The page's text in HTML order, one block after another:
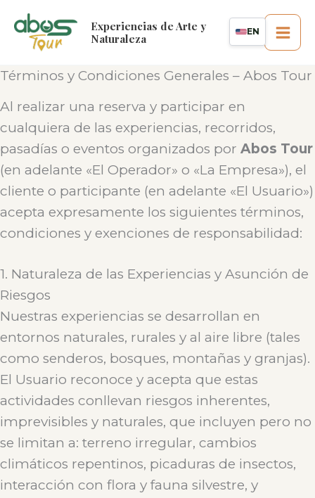
contenido
Experiencias de Arte y
Naturaleza
Términos y Condiciones Generales – Abos Tour
Al realizar una reserva y participar en
cualquiera de las experiencias, recorridos,
pasadías o eventos organizados por Abos Tour
(en adelante «El Operador» o «La Empresa»), el
cliente o participante (en adelante «El Usuario»)
acepta expresamente los siguientes términos,
condiciones y exenciones de responsabilidad:
1. Naturaleza de las Experiencias y Asunción de
Riesgos
Nuestras experiencias se desarrollan en
entornos naturales, rurales y al aire libre (tales
como senderos, bosques, montañas y granjas).
El Usuario reconoce y acepta que estas
actividades conllevan riesgos inherentes,
imprevisibles y naturales, que incluyen pero no
se limitan a: terreno irregular, cambios
climáticos repentinos, picaduras de insectos,
interacción con flora y fauna silvestre, y
EN